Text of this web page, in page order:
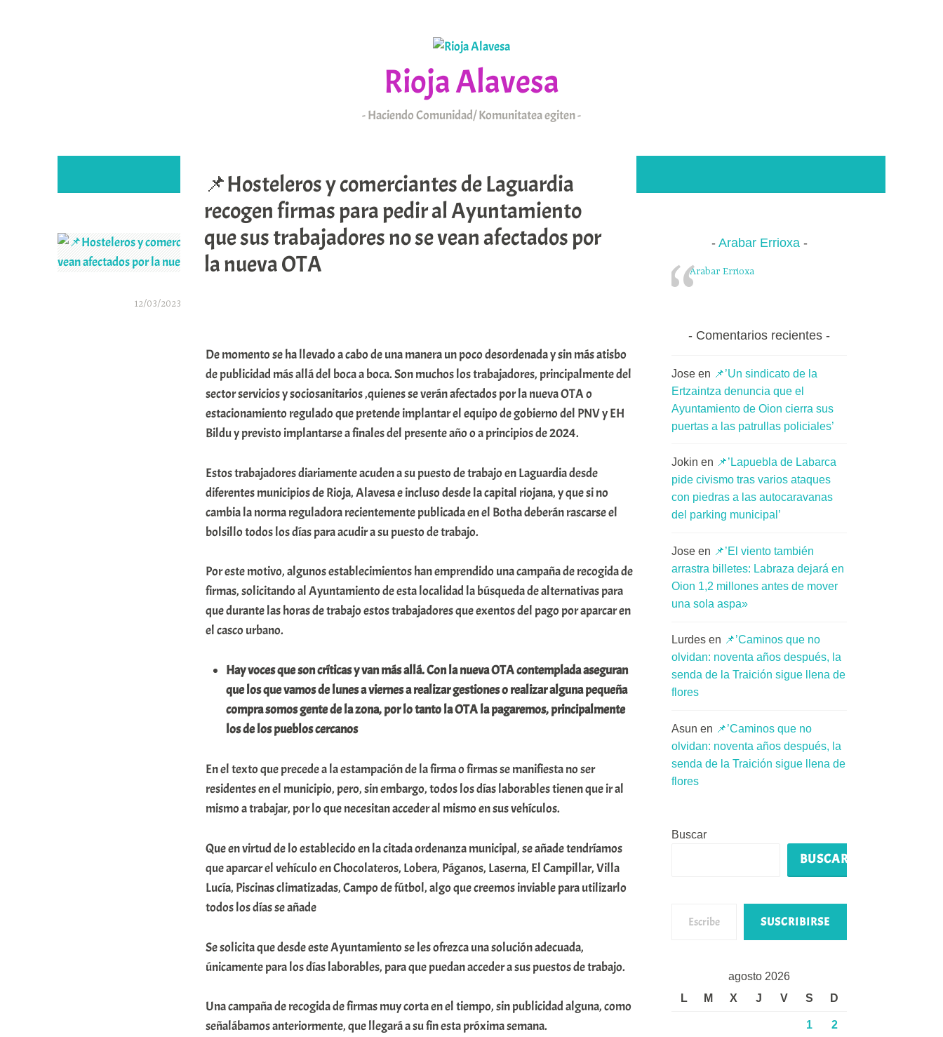
Rioja Alavesa
Haciendo Comunidad/ Komunitatea egiten
KAIXO ARABAR ERRIOXA
📌Hosteleros y comerciantes de Laguardia
recogen firmas para pedir al Ayuntamiento
que sus trabajadores no se vean afectados por
la nueva OTA
12/03/2023
De momento se ha llevado a cabo de una manera un poco desordenada y sin más atisbo
de publicidad más allá del boca a boca. Son muchos los trabajadores, principalmente del
sector servicios y sociosanitarios ,quienes se verán afectados por la nueva OTA o
estacionamiento regulado que pretende implantar el equipo de gobierno del PNV y EH
Bildu y previsto implantarse a finales del presente año o a principios de 2024.
Estos trabajadores diariamente acuden a su puesto de trabajo en Laguardia desde
diferentes municipios de Rioja, Alavesa e incluso desde la capital riojana, y que si no
cambia la norma reguladora recientemente publicada en el Botha deberán rascarse el
bolsillo todos los días para acudir a su puesto de trabajo.
Por este motivo, algunos establecimientos han emprendido una campaña de recogida de
firmas, solicitando al Ayuntamiento de esta localidad la búsqueda de alternativas para
que durante las horas de trabajo estos trabajadores que exentos del pago por aparcar en
el casco urbano.
Hay voces que son críticas y van más allá. Con la nueva OTA contemplada aseguran
que los que vamos de lunes a viernes a realizar gestiones o realizar alguna pequeña
compra somos gente de la zona, por lo tanto la OTA la pagaremos, principalmente
los de los pueblos cercanos
En el texto que precede a la estampación de la firma o firmas se manifiesta no ser
residentes en el municipio, pero, sin embargo, todos los días laborables tienen que ir al
mismo a trabajar, por lo que necesitan acceder al mismo en sus vehículos.
Que en virtud de lo establecido en la citada ordenanza municipal, se añade tendríamos
que aparcar el vehículo en Chocolateros, Lobera, Páganos, Laserna, El Campillar, Villa
Lucía, Piscinas climatizadas, Campo de fútbol, algo que creemos inviable para utilizarlo
todos los días se añade
Se solicita que desde este Ayuntamiento se les ofrezca una solución adecuada,
únicamente para los días laborables, para que puedan acceder a sus puestos de trabajo.
Una campaña de recogida de firmas muy corta en el tiempo, sin publicidad alguna, como
señalábamos anteriormente, que llegará a su fin esta próxima semana.
Arabar Errioxa
Arabar Errioxa
Comentarios recientes
Jose en 📌’Un sindicato de la
Ertzaintza denuncia que el
Ayuntamiento de Oion cierra sus
puertas a las patrullas policiales’
Jokin en 📌’Lapuebla de Labarca
pide civismo tras varios ataques
con piedras a las autocaravanas
del parking municipal’
Jose en 📌’El viento también
arrastra billetes: Labraza dejará en
Oion 1,2 millones antes de mover
una sola aspa»
Lurdes en 📌’Caminos que no
olvidan: noventa años después, la
senda de la Traición sigue llena de
flores
Asun en 📌’Caminos que no
olvidan: noventa años después, la
senda de la Traición sigue llena de
flores
Buscar
BUSCAR
SUSCRIBIRSE
agosto 2026
L
M X J V S D
1 2